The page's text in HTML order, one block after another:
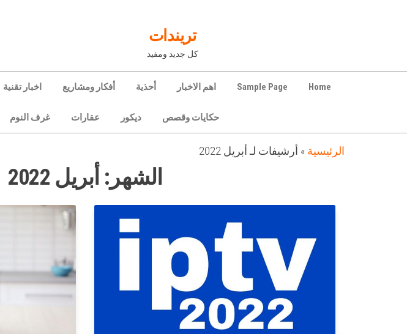
تريندات
كل جديد ومفيد
Home
Sample Page اهم الاخبار أحذية أفكار ومشاريع اخبار تقنية
حكايات وقصص ديكور عقارات غرف النوم
الرئيسية » أرشيفات لـ أبريل 2022
الشهر: أبريل 2022